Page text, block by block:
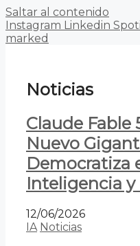
Saltar al contenido
Instagram Linkedin
marked
Noticias
Claude Fable
Nuevo
Democratiza
Inteligencia y
12/06/2026
IA Noticias